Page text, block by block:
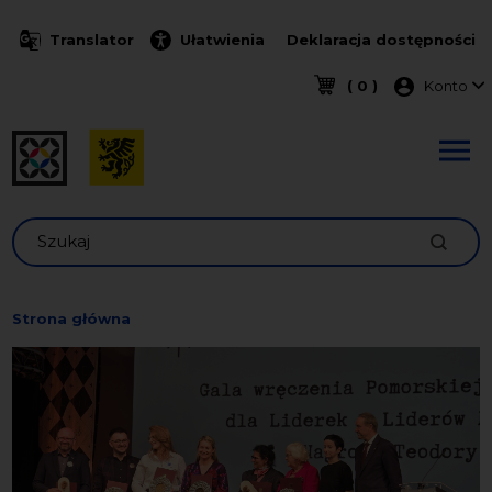
Translator Ułatwienia Deklaracja dostępności
( 0 ) Menu
Konto
Szukaj
Strona główna